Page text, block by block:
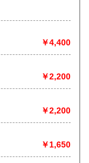
300円
300円
￥4,400
￥2,200
￥2,200
￥1,650